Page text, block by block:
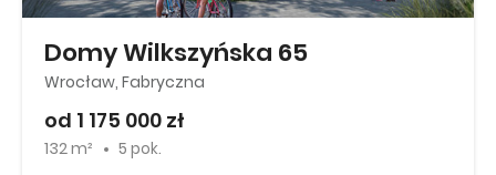
Domy Wilkszyńska 65
Wrocław, Fabryczna
od 1 175 000 zł
132 m² 5 pok.